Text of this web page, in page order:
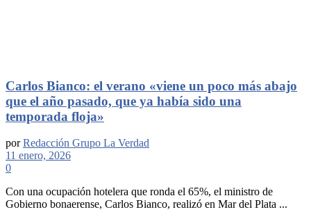
Carlos Bianco: el verano «viene un poco más abajo
que el año pasado, que ya había sido una
temporada floja»
por Redacción Grupo La Verdad
11 enero, 2026
0
Con una ocupación hotelera que ronda el 65%, el ministro de
Gobierno bonaerense, Carlos Bianco, realizó en Mar del Plata ...